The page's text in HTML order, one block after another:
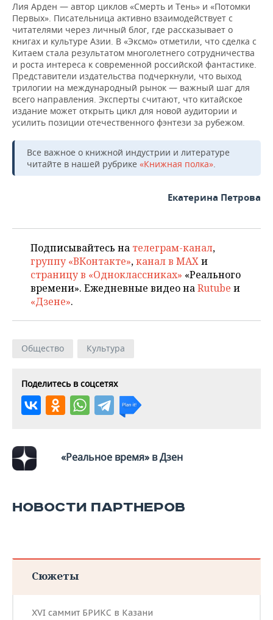
Лия Арден — автор циклов «Смерть и Тень» и «Потомки
Первых». Писательница активно взаимодействует с
читателями через личный блог, где рассказывает о
книгах и культуре Азии. В «Эксмо» отметили, что сделка с
Китаем стала результатом многолетнего сотрудничества
и роста интереса к современной российской фантастике.
Представители издательства подчеркнули, что выход
трилогии на международный рынок — важный шаг для
всего направления. Эксперты считают, что китайское
издание может открыть цикл для новой аудитории и
усилить позиции отечественного фэнтези за рубежом.
Все важное о книжной индустрии и литературе
читайте в нашей рубрике «Книжная полка».
Екатерина Петрова
Подписывайтесь на телеграм-канал,
группу «ВКонтакте»,канал в MAXи
страницу в «Одноклассниках» «Реального
времени». Ежедневные видео наRutube и
«Дзене».
Общество Культура
Поделитесь в соцсетях
«Реальное время» в Дзен
НОВОСТИ ПАРТНЕРОВ
Сюжеты
XVI саммит БРИКС в Казани